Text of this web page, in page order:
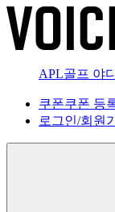
APL골프 야
쿠폰쿠폰 등
로그인/회원